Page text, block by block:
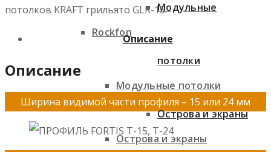
Rockfon
Модульные потолки
Острова и экраны
Модульные
потолки
Острова и экраны
потолков KRAFT грильято GLK-15.
Описание
Описание
Ширина видимой части профиля – 15 или 24 мм